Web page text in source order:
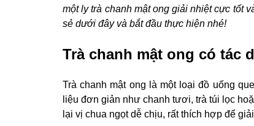
một ly trà chanh mật ong giải nhiệt cực tốt
sẻ dưới đây và bắt đầu thực hiện nhé!
Trà chanh mật ong có tác
Trà chanh mật ong là một loại đồ uống
liệu đơn giản như chanh tươi, trà túi lọc
lại vị chua ngọt dễ chịu, rất thích hợp để